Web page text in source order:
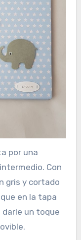
por una
Con
gris y cortado
en la tapa
un toque